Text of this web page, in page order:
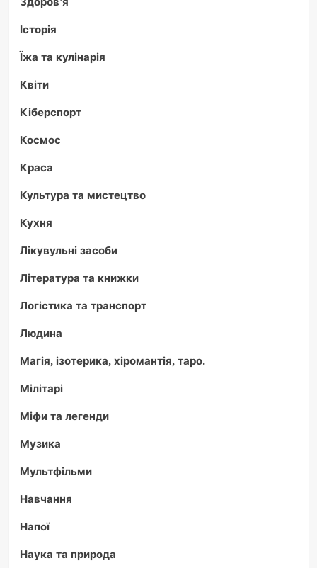
Історія
Їжа та кулінарія
Квіти
Кіберспорт
Космос
Краса
Культура та мистецтво
Кухня
Лікувульні засоби
Література та книжки
Логістика та транспорт
Людина
Магія, ізотерика, хіромантія, таро.
Мілітарі
Міфи та легенди
Музика
Мультфільми
Навчання
Напої
Наука та природа